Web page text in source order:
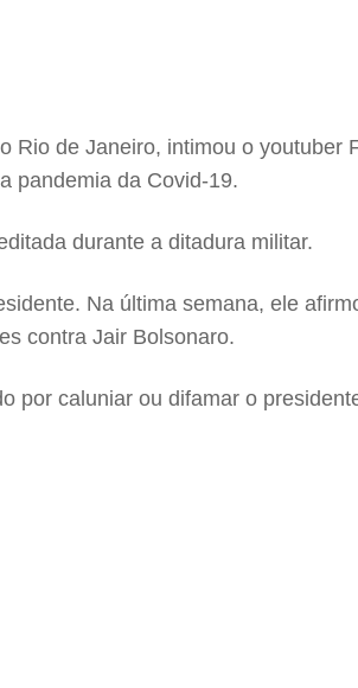
Rio de Janeiro, intimou o youtuber
pandemia da Covid-19.
durante a ditadura militar.
Na última semana, ele
contra Jair Bolsonaro.
por caluniar ou difamar o